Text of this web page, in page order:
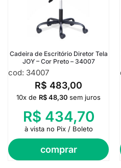
Cadeira de Escritório Diretor Tela
JOY – Cor Preto – 34007
cod: 34007
R$ 483,00
comprar
10x de R$48,30 sem juros
R$ 434,70
à vista no Pix / Boleto